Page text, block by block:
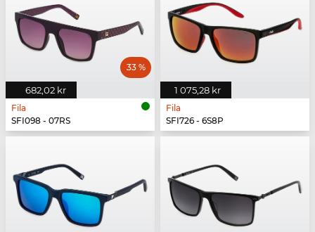
682,02 kr
33 %
Fila
SFI098 - 07RS
1 075,28 kr
Fila
SFI726 - 6S8P